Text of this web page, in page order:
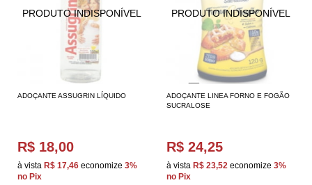
ADOÇANTE ASSUGRIN LÍQUIDO
R$ 18,00
à vista R$ 17,46 economize 3%
no Pix
ADOÇANTE LINEA FORNO E FOGÃO
SUCRALOSE
R$ 24,25
à vista R$ 23,52 economize 3%
no Pix